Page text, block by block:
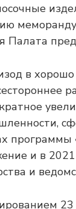
Палата
в хорошо
и в
и